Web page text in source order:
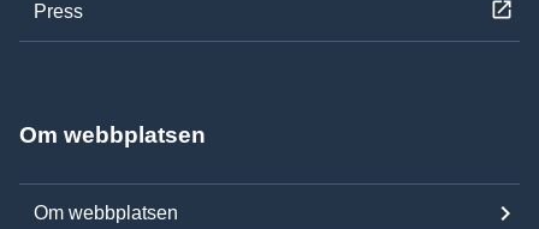
Press
Om webbplatsen
Om webbplatsen